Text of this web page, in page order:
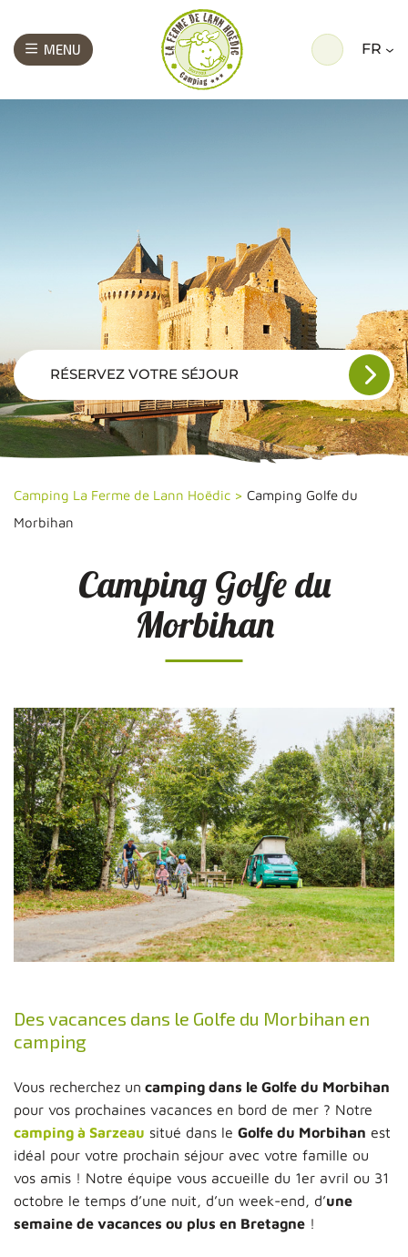
MENU FR
RÉSERVEZ VOTRE SÉJOUR
Camping La Ferme de Lann Hoëdic> Camping Golfe du
Morbihan
Camping Golfe du
Morbihan
Des vacances dans le Golfe du Morbihan en
camping
Vous recherchez un camping dans le Golfe du Morbihan
pour vos prochaines vacances en bord de mer ? Notre
camping à Sarzeau situé dans le Golfe du Morbihan est
idéal pour votre prochain séjour avec votre famille ou
vos amis ! Notre équipe vous accueille du 1er avril ou 31
octobre le temps d’une nuit, d’un week-end, d’une
semaine de vacances ou plus en Bretagne!